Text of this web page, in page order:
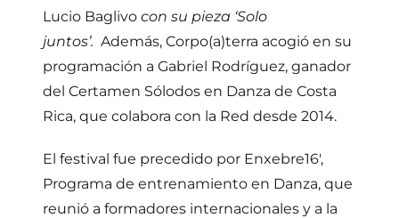
Lucio Baglivocon su pieza ‘Solo
juntos’. Además, Corpo(a)terra acogió en su
programación a Gabriel Rodríguez, ganador
del Certamen Sólodos en Danza de Costa
Rica, que colabora con la Red desde 2014.
El festival fue precedido por Enxebre16′,
Programa de entrenamiento en Danza, que
reunió a formadores internacionales y a la